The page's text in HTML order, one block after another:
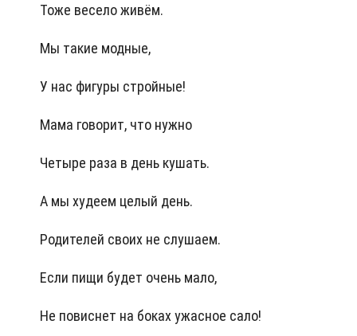
Тоже весело живём.
Мы такие модные,
У нас фигуры стройные!
Мама говорит, что нужно
Четыре раза в день кушать.
А мы худеем целый день.
Родителей своих не слушаем.
Если пищи будет очень мало,
Не повиснет на боках ужасное сало!